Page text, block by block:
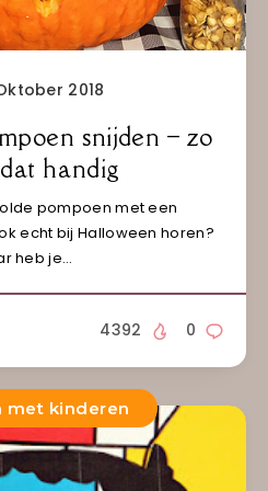
2018
snijden – zo
handig
pompoen met een
echt bij Halloween horen?
heb je…
0
4392
met kinderen